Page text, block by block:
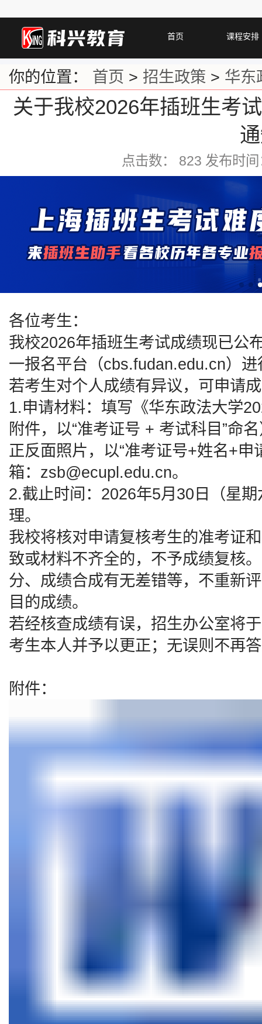
首页 课程安排
你的位置： 首页 > 招生政策 > 华东
关于我校2026年插班生考
点击数： 823 发布时
各位考生：
我校2026年插班生考试成绩现已公
一报名平台（cbs.fudan.edu.cn）进
若考生对个人成绩有异议，可申请
1.申请材料：填写《华东政法大学
附件，以“准考证号 + 考试科目”命
正反面照片，以“准考证号+姓名+
箱：zsb@ecupl.edu.cn。
2.截止时间：2026年5月30日（星
理。
我校将核对申请复核考生的准考证
致或材料不齐全的，不予成绩复核
分、成绩合成有无差错等，不重新
目的成绩。
若经核查成绩有误，招生办公室将
考生本人并予以更正；无误则不再
附件：